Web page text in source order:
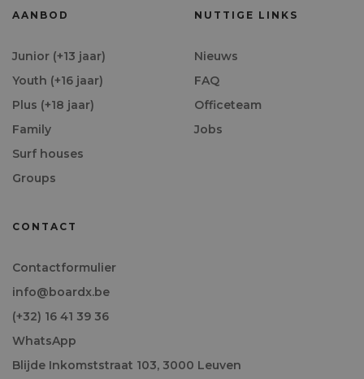
AANBOD
Junior (+13 jaar)
Youth (+16 jaar)
Plus (+18 jaar)
Family
Surf houses
Groups
NUTTIGE LINKS
Nieuws
FAQ
Officeteam
Jobs
CONTACT
Contactformulier
info@boardx.be
(+32) 16 41 39 36
WhatsApp
Blijde Inkomststraat 103, 3000 Leuven